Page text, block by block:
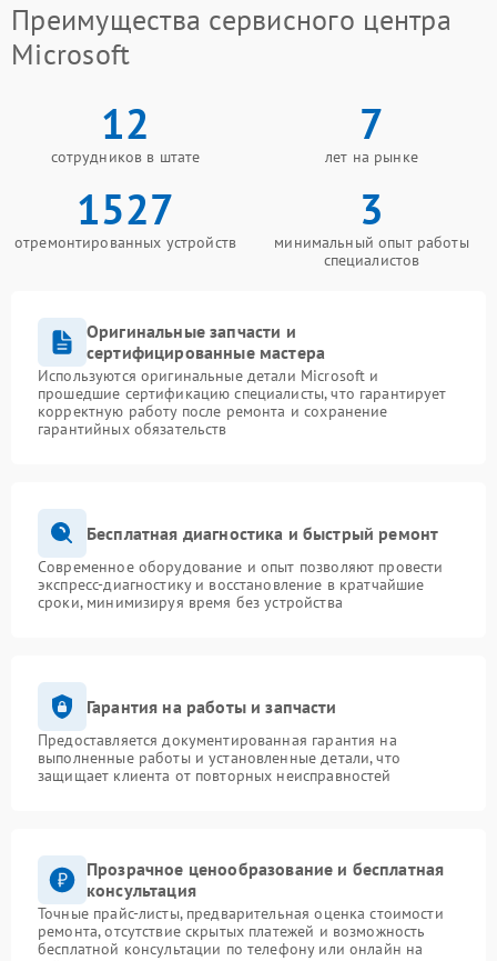
Преимущества сервисного центра
Microsoft
12
сотрудников в штате
7
лет на рынке
1527
отремонтированных устройств
3
минимальный опыт работы
специалистов
Оригинальные запчасти и
сертифицированные мастера
Используются оригинальные детали Microsoft и
прошедшие сертификацию специалисты, что гарантирует
корректную работу после ремонта и сохранение
гарантийных обязательств
Бесплатная диагностика и быстрый ремонт
Современное оборудование и опыт позволяют провести
экспресс-диагностику и восстановление в кратчайшие
сроки, минимизируя время без устройства
Гарантия на работы и запчасти
Предоставляется документированная гарантия на
выполненные работы и установленные детали, что
защищает клиента от повторных неисправностей
Прозрачное ценообразование и бесплатная
консультация
Точные прайс-листы, предварительная оценка стоимости
ремонта, отсутствие скрытых платежей и возможность
бесплатной консультации по телефону или онлайн на